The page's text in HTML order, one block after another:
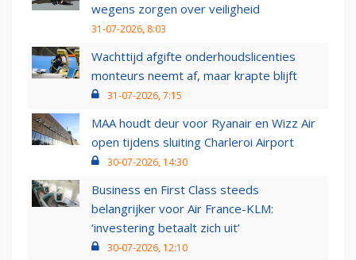
wegens zorgen over veiligheid
31-07-2026, 8:03
Wachttijd afgifte onderhoudslicenties
monteurs neemt af, maar krapte blijft
31-07-2026, 7:15
MAA houdt deur voor Ryanair en Wizz Air
open tijdens sluiting Charleroi Airport
30-07-2026, 14:30
Business en First Class steeds
belangrijker voor Air France-KLM:
‘investering betaalt zich uit’
30-07-2026, 12:10